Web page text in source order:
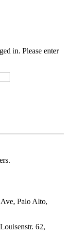
in. Please enter
Palo Alto,
62,